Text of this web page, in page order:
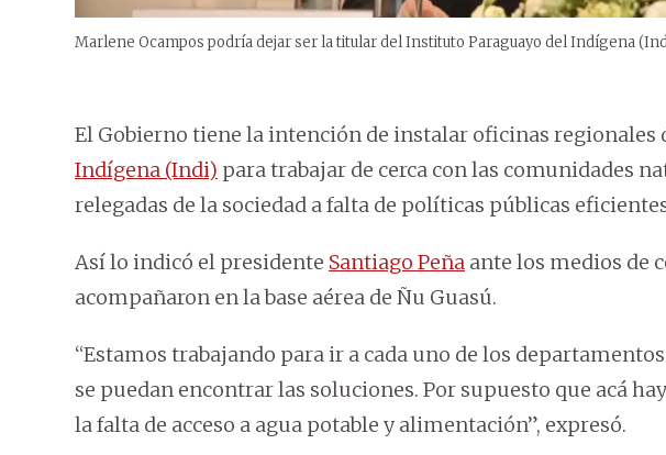
Marlene Ocampos podría dejar ser la titular del Instituto Paraguayo del Indígena
El Gobierno tiene la intención de instalar oficinas regionales
Indígena (Indi) para trabajar de cerca con las comunidades
relegadas de la sociedad a falta de políticas públicas
Así lo indicó el presidente Santiago Peña ante los medios de
acompañaron en la base aérea de Ñu Guasú.
“Estamos trabajando para ir a cada uno de los
se puedan encontrar las soluciones. Por supuesto que acá
la falta de acceso a agua potable y alimentación”, expresó.